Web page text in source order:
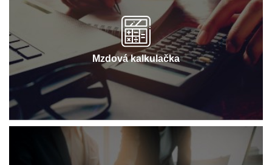
Mzdová kalkulačka